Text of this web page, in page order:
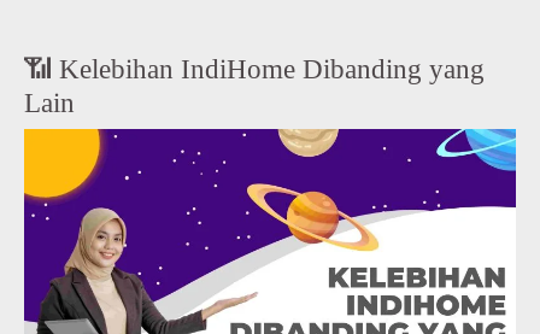
📶 Kelebihan IndiHome Dibanding yang
Lain